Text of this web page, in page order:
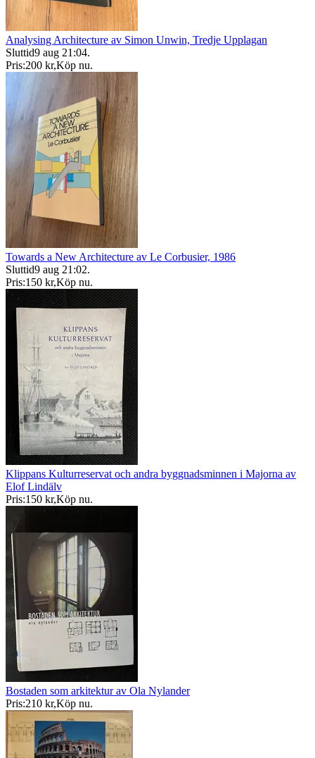
Analysing Architecture av Simon Unwin, Tredje Upplagan
Sluttid9 aug 21:04.
Pris:200 kr,Köp nu.
Towards a New Architecture av Le Corbusier, 1986
Sluttid9 aug 21:02.
Pris:150 kr,Köp nu.
Klippans Kulturreservat och andra byggnadsminnen i Majorna av
Elof Lindälv
Pris:150 kr,Köp nu.
Bostaden som arkitektur av Ola Nylander
Pris:210 kr,Köp nu.